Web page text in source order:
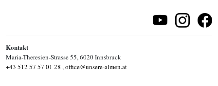
Kontakt
Maria-Theresien-Strasse 55, 6020 Innsbruck
+43 512 57 57 01 28 ,office@unsere-almen.at